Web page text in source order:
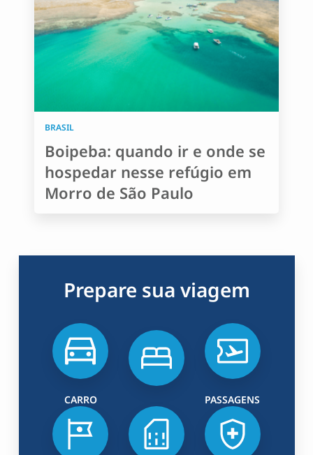
BRASIL
Boipeba: quando ir e onde se
hospedar nesse refúgio em
Morro de São Paulo
Prepare sua viagem
CARRO PASSAGENS